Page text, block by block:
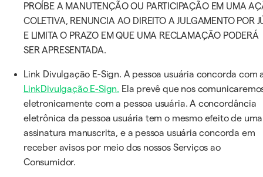
PROÍBE A MANUTENÇÃO OU PARTICIPAÇÃO EM UMA
COLETIVA, RENUNCIA AO DIREITO A JULGAMENTO POR
E LIMITA O PRAZO EM QUE UMA RECLAMAÇÃO PODERÁ
SER APRESENTADA.
Link Divulgação E-Sign. A pessoa usuária concorda com
LinkDivulgação E-Sign. Ela prevê que nos
eletronicamente com a pessoa usuária. A concordância
eletrônica da pessoa usuária tem o mesmo efeito de uma
assinatura manuscrita, e a pessoa usuária concorda em
receber avisos por meio dos nossos Serviços ao
Consumidor.